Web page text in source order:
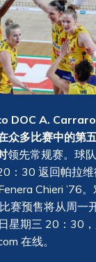
DOC A.
众多比赛中的第
领先常规赛。球
：30 返回帕拉
Chieri ’76
赛预售将从周一
星期三 20：30
在线。